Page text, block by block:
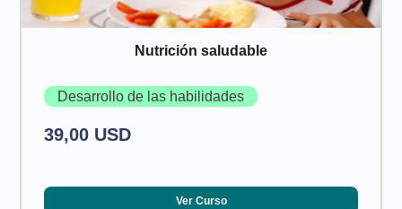
Nutrición saludable
Desarrollo de las habilidades
39,00 USD
Ver Curso